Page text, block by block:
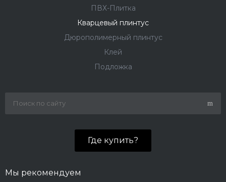
ПВХ-Плитка
Кварцевый плинтус
Дюрополимерный плинтус
Клей
Подложка
Где купить?
Мы рекомендуем